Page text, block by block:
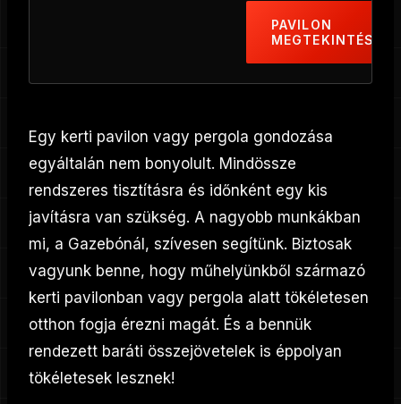
PAVILON
MEGTEKINTÉSE
Egy kerti pavilon vagy pergola gondozása
egyáltalán nem bonyolult. Mindössze
rendszeres tisztításra és időnként egy kis
javításra van szükség. A nagyobb munkákban
mi, a Gazebónál, szívesen segítünk. Biztosak
vagyunk benne, hogy műhelyünkből származó
kerti pavilonban vagy pergola alatt tökéletesen
otthon fogja érezni magát. És a bennük
rendezett baráti összejövetelek is éppolyan
tökéletesek lesznek!